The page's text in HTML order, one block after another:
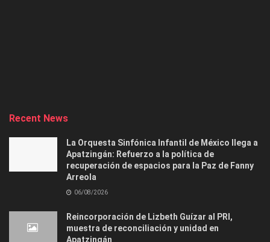
Recent News
La Orquesta Sinfónica Infantil de México llega a
Apatzingán: Refuerzo a la política de
recuperación de espacios para la Paz de Fanny
Arreola
06/08/2026
Reincorporación de Lizbeth Guízar al PRI,
muestra de reconciliación y unidad en
Apatzingán